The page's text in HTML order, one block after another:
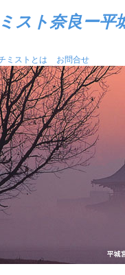
スト奈良ー平
ミストとは お問合せ